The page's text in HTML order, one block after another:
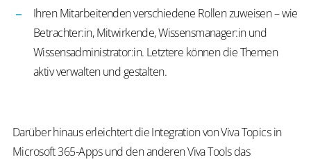
Ihren Mitarbeitenden verschiedene Rollen zuweisen – wie
Betrachter:in, Mitwirkende, Wissensmanager:in und
Wissensadministrator:in. Letztere können die Themen
aktiv verwalten und gestalten.
Darüber hinaus erleichtert die Integration von Viva Topics in
Microsoft 365-Apps und den anderen Viva Tools das